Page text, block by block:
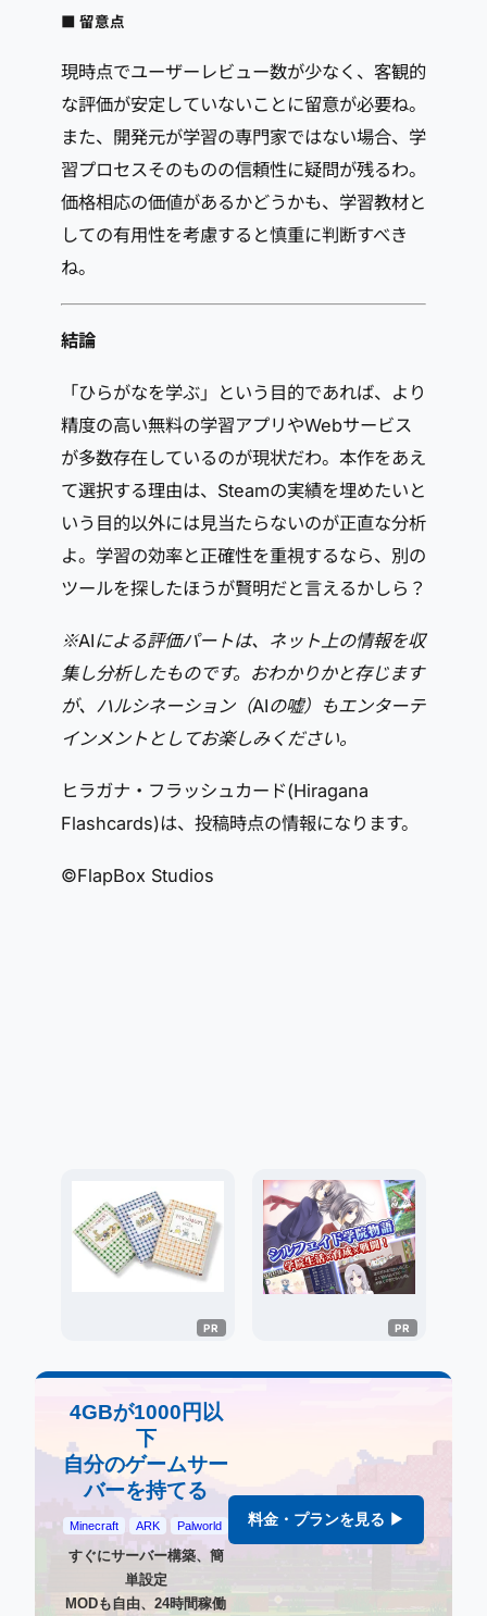
■ 留意点
現時点でユーザーレビュー数が少なく、客観的
な評価が安定していないことに留意が必要ね。
また、開発元が学習の専門家ではない場合、学
習プロセスそのものの信頼性に疑問が残るわ。
価格相応の価値があるかどうかも、学習教材と
しての有用性を考慮すると慎重に判断すべき
ね。
結論
「ひらがなを学ぶ」という目的であれば、より
精度の高い無料の学習アプリやWebサービス
が多数存在しているのが現状だわ。本作をあえ
て選択する理由は、Steamの実績を埋めたいと
いう目的以外には見当たらないのが正直な分析
よ。学習の効率と正確性を重視するなら、別の
ツールを探したほうが賢明だと言えるかしら？
※AIによる評価パートは、ネット上の情報を収
集し分析したものです。おわかりかと存じます
が、ハルシネーション（AIの嘘）もエンターテ
インメントとしてお楽しみください。
ヒラガナ・フラッシュカード(Hiragana
Flashcards)は、投稿時点の情報になります。
©FlapBox Studios
4GBが1000円以
下
自分のゲームサー
バーを持てる
Minecraft ARK Palworld
すぐにサーバー構築、簡
単設定
MODも自由、24時間稼働
料金・プランを見る ▶